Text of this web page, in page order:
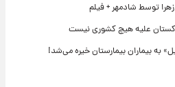
توسط شادمهر + فیلم
علیه هیچ کشوری نیست
به بیماران بیمارستان خیره می‌شد!